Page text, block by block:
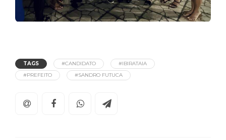
TAGS #CANDIDATO
#IBIRATAIA
#PREFEITO
#SANDRO FUTUCA